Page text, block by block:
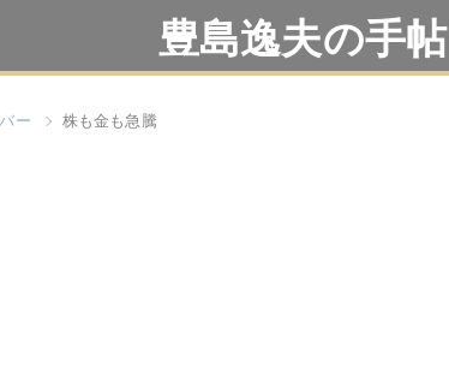
豊島逸夫の手帖
ー 株も金も急騰